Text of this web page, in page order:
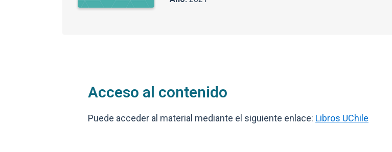
Acceso al contenido
Puede acceder al material mediante el siguiente enlace: Libros UChile